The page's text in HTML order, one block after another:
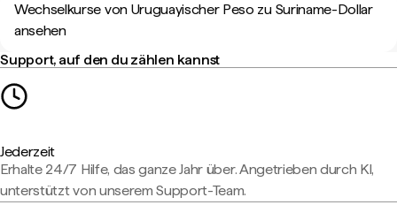
Wechselkurse von Uruguayischer Peso zu Suriname-Dollar
ansehen
Support, auf den du zählen kannst
Jederzeit
Erhalte 24/7 Hilfe, das ganze Jahr über. Angetrieben durch KI,
unterstützt von unserem Support-Team.